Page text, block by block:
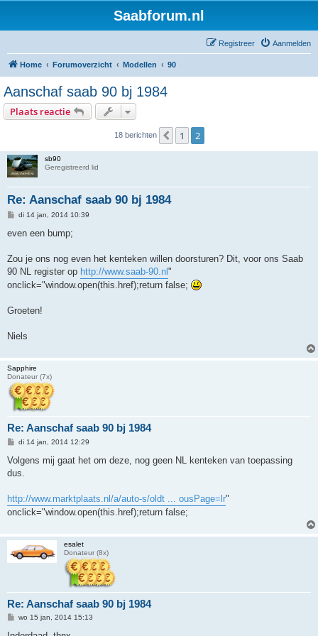
Saabforum.nl
Aanmelden
Registreer
Home Forumoverzicht Modellen 90
Aanschaf saab 90 bj 1984
Plaats reactie
18 berichten Vorige
1 2
sb90
Geregistreerd lid
Re: Aanschaf saab 90 bj 1984
B
r
h
di 14 jan, 2014 10:39
even een bump;
Zou je ons nog even het kenteken willen doorsturen? Dit, voor ons Saab
90 NL register op http://www.saab-90.nl "
onclick="window.open(this.href);return false;
Groeten!
Niels
Sapphire
Donateur (7x)
Re: Aanschaf saab 90 bj 1984
B
r
c
di 14 jan, 2014 12:29
Volgens mij gaat het om deze, nog geen NL kenteken van toepassing
dus.
http://www.marktplaats.nl/a/auto-s/oldt ... ousPage=lr"
onclick="window.open(this.href);return false;
esalet
Donateur (8x)
Re: Aanschaf saab 90 bj 1984
B
r
wo 15 jan, 2014 15:13